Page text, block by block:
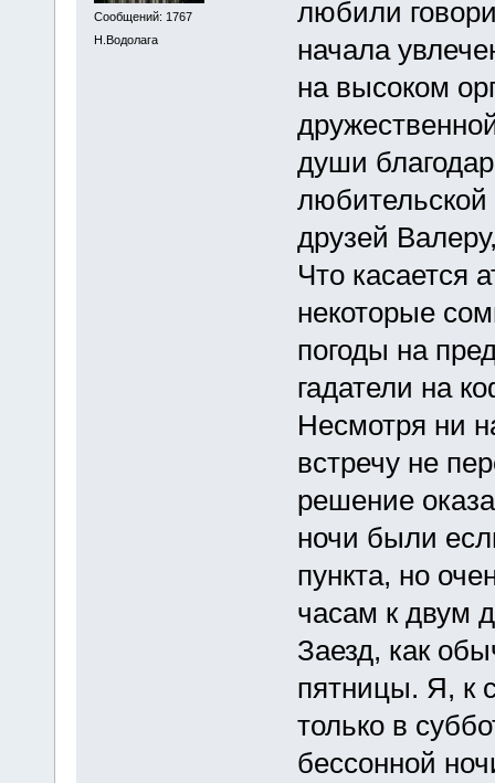
Сообщений: 1767
Н.Водолага
любили
начала
на высоком
души
друзей
Что касается
некоторые
погоды на
гадатели на
Несмотря ни
встречу не
решение
ночи были
пункта, но
часам к двум
Заезд, как
пятницы. Я, к
только в
бессонной